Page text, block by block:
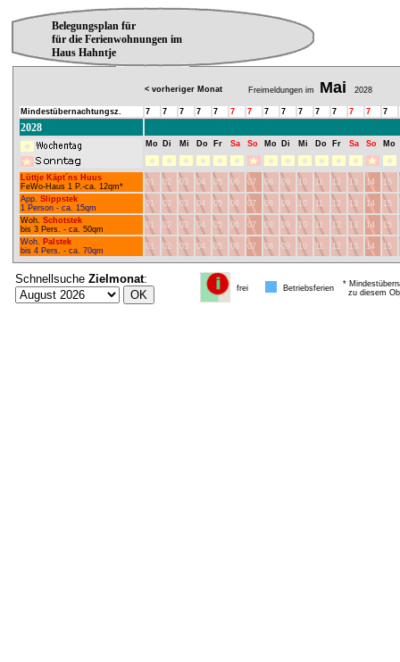
Belegungsplan für
für die Ferienwohnungen im
Haus Hahntje
< vorheriger Monat Freimeldungen im Mai 2028
Mindestübernachtungsz. 7 7 7 7 7 7 7 7 7 7 7 7 7 7 7
2028
Mo Di Mi Do Fr Sa So Mo Di Mi Do Fr Sa So Mo
Lüttje Käpt´ns Huus
FeWo-Haus 1 P.-ca. 12qm*
01 02 03 04 05 06 07 08 09 10 11 12 13 14
15
App. Slippstek
1 Person - ca. 15qm
01 02 03 04 05 06 07 08 09 10 11 12 13 14
15
Woh. Schotstek
bis 3 Pers. - ca. 50qm
01 02 03 04 05 06 07 08 09 10 11 12 13 14
15
Woh. Palstek
bis 4 Pers. - ca. 70qm
01 02 03 04 05 06 07 08 09 10 11 12 13 14 15
Schnellsuche Zielmonat:
frei Betriebsferien
*
zu diesem